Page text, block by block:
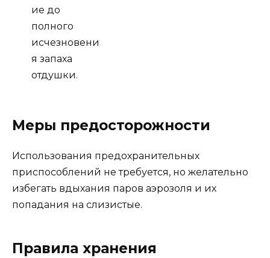
ие до
полного
исчезновени
я запаха
отдушки.
Меры предосторожности
Использования предохранительных
приспособлений не требуется, но желательно
избегать вдыхания паров аэрозоля и их
попадания на слизистые.
Правила хранения